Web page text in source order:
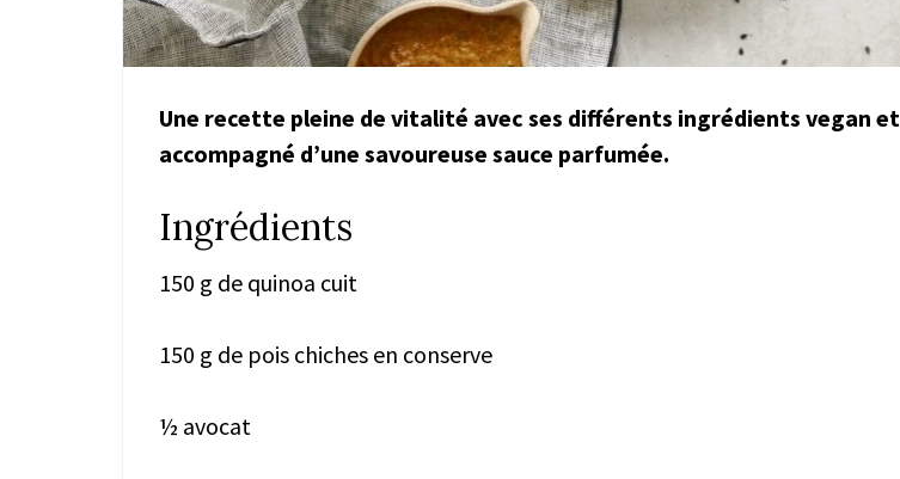
Une recette pleine de vitalité avec ses différents ingrédients vegan et
accompagné d’une savoureuse sauce parfumée.
Ingrédients
150 g de quinoa cuit
150 g de pois chiches en conserve
½ avocat